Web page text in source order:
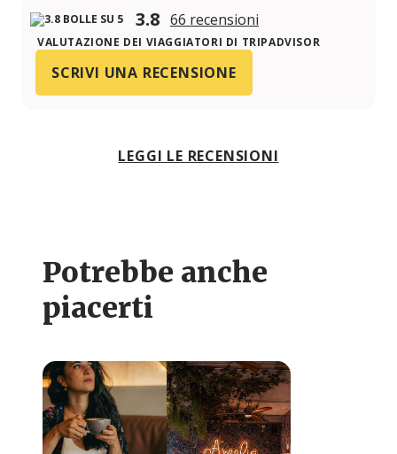
3.8 66 recensioni
VALUTAZIONE DEI VIAGGIATORI DI TRIPADVISOR
SCRIVI UNA RECENSIONE
LEGGI LE RECENSIONI
Potrebbe anche
piacerti